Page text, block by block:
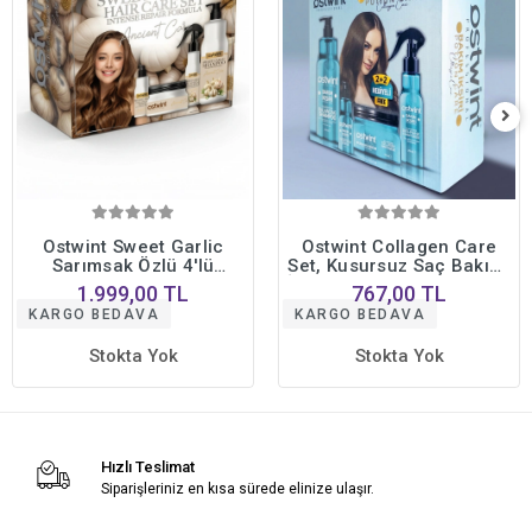
Ostwint Sweet Garlic
Sarımsak Özlü 4'lü
Profesyonel Saç Bakım
Seti • Yoğun Onarıcı
Bakım Formülü
1.999,00 TL
KARGO BEDAVA
Stokta Yok
Ostwint Collagen Care
Set, Kusursuz Saç Bakımı
İçin 4lü Set Şampuan Saç
Kremi Saç Serumu Saç
Maskesi
767,00 TL
KARGO BEDAVA
Stokta Yok
Hızlı Teslimat
Siparişleriniz en kısa sürede elinize ulaşır.